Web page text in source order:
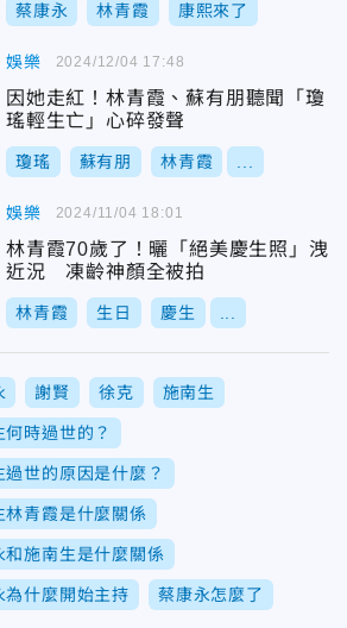
蔡康永 林青霞 康熙來了
娛樂
因她走紅！林青霞、蘇有朋聽聞「瓊
瑤輕生亡」心碎發聲
瓊瑤 蘇有朋 林青霞
2024/12/04 17:48
娛樂
林青霞70歲了！曬「絕美慶生照」洩
近況 凍齡神顏全被拍
林青霞 生日 慶生
2024/11/04 18:01
謝賢 徐克 施南生
何時過世的？
過世的原因是什麼？
林青霞是什麼關係
和施南生是什麼關係
為什麼開始主持 蔡康永怎麼了